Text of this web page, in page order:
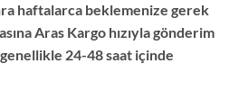
haftalarca beklemenize gerek
Aras Kargo hızıyla gönderim
24-48 saat içinde